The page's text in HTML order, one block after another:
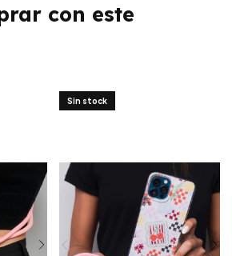
con este
Sin stock